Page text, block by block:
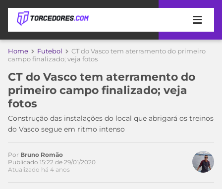
APOSTAS
DE
APOSTA
MELHORES
SITES
DE
APOSTAS
2026
COPA
DO
MUNDO
TIMES
MEU
TIME
CAMPEONATOS
Home Futebol
CT do Vasco tem aterramento do primeiro
campo finalizado; veja fotos
CT do Vasco tem aterramento do
primeiro campo finalizado; veja
fotos
Construção das instalações do local que abrigará os treinos
do Vasco segue em ritmo intenso
Por Bruno Romão
Publicado 15:22 de 29/01/2020
Atualizado há 4 anos